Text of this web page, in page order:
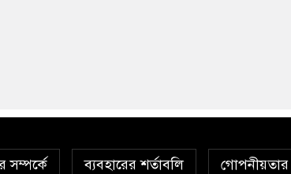
সম্পর্কে ব্যবহারের শর্তাবলি গোপনীয়তার